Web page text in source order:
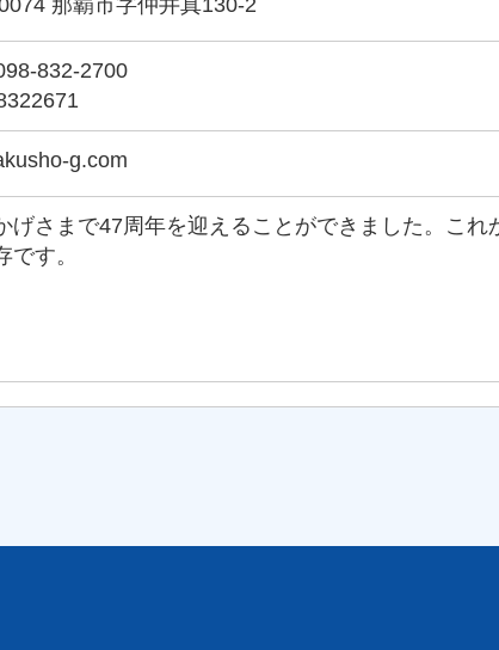
832-2700
g.com
げさまで47周年を迎えることができました。こ
す。